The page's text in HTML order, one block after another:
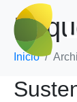
Inicio